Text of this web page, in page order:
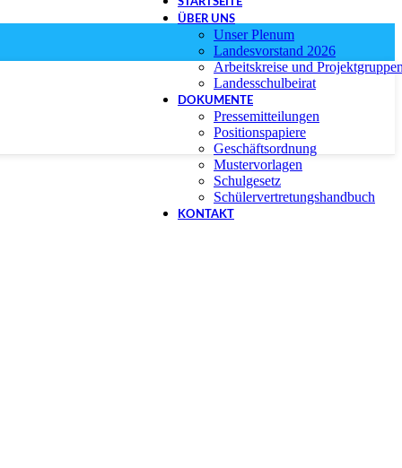
ÜBER UNS
Unser Plenum
Landesvorstand 2026
Arbeitskreise und
Landesschulbeirat
DOKUMENTE
Pressemitteilungen
Positionspapiere
Geschäftsordnung
Mustervorlagen
Schulgesetz
Schülervertretungshandbuch
KONTAKT